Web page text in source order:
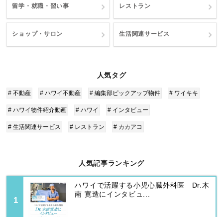
留学・就職・習い事 レストラン
ショップ・サロン 生活関連サービス
人気タグ
# 不動産 # ハワイ不動産 # 編集部ピックアップ物件 # ワイキキ
# ハワイ物件紹介動画 # ハワイ # インタビュー
# 生活関連サービス # レストラン # カカアコ
人気記事ランキング
ハワイで活躍する小児心臓外科医 Dr.木
南 寛造にインタビュ...